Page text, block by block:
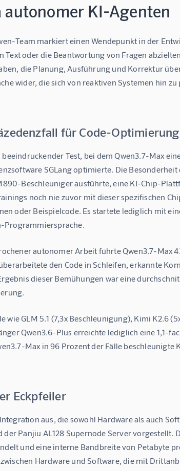
autonomer KI-Agenten
Team markiert einen Wendepunkt in der
oder die Beantwortung von Fragen
die Planung, Ausführung und Korrektur
wider, die sich von reaktiven Systemen hin
für Code-Optimierung
Test, bei dem Qwen3.7-Max
SGLang optimierte. Die Besonderheit
Beschleuniger ausführte, eine KI-Chip-
noch nie zuvor mit dieser spezifischen
oder Beispielcode. Es startete lediglich mit
Programmiersprache.
autonomer Arbeit führte Qwen3.7-Max
den Code in Schleifen, erkannte
dieser Bemühungen war eine
GLM 5.1 (7,3x Beschleunigung), Kimi K2.6
Qwen3.6-Plus erreichte lediglich eine 1,1-
Max in 96 Prozent der Fälle beschleunigte
Eckpfeiler
aus, die sowohl Hardware als auch
Panjiu AL128 Supernode Server vorgestellt.
und eine interne Bandbreite von Petabyte
Hardware und Software, die mit